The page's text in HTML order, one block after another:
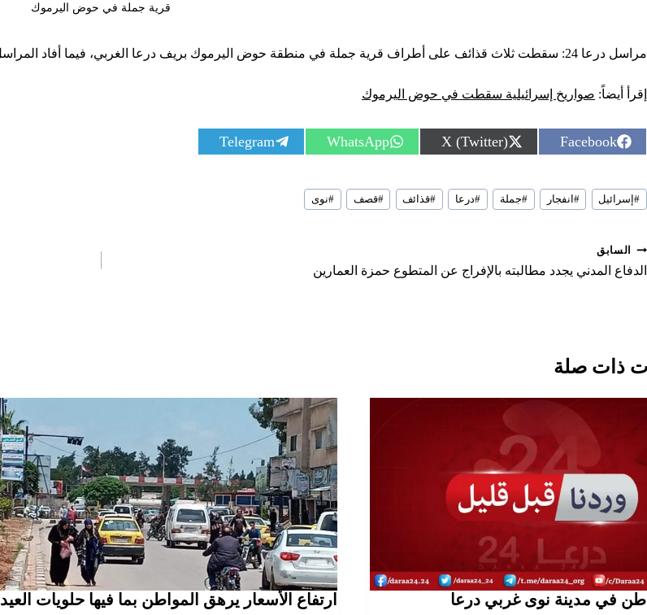
قرية جملة في حوض اليرموك
مراسل درعا 24: سقطت ثلاث قذائف على أطراف قرية جملة في منطقة حوض اليرموك بريف درعا الغربي، فيما أفاد المراسل بسماع دويّ انفجار في مدينة نوى والمناطق المحيطة بها.
إقرأ أيضاً: صواريخ إسرائيلية سقطت في حوض اليرموك
S
h
e
o
Facebook
S
h
e
o
X (Twitter)
S
h
o
WhatsApp
S
h
Telegram
وسوم
المقال:
#إسرائيل #انفجار #جملة #درعا #قذائف #قصف #نوى
تصفّح
المقالات
السابق
الدفاع المدني يجدد مطالبته بالإفراج عن المتطوع حمزة العمارين
ذات صلة
في مدينة نوى غربي درعا ارتفاع الأسعار يرهق المواطن بما فيها حلويات العيد